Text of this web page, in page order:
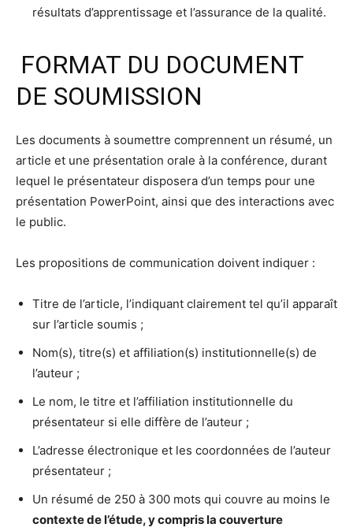
résultats d’apprentissage et l’assurance de la qualité.
FORMAT DU DOCUMENT
DE SOUMISSION
Les documents à soumettre comprennent un résumé, un
article et une présentation orale à la conférence, durant
lequel le présentateur disposera d’un temps pour une
présentation PowerPoint, ainsi que des interactions avec
le public.
Les propositions de communication doivent indiquer :
Titre de l’article, l’indiquant clairement tel qu’il apparaît
sur l’article soumis ;
Nom(s), titre(s) et affiliation(s) institutionnelle(s) de
l’auteur ;
Le nom, le titre et l’affiliation institutionnelle du
présentateur si elle diffère de l’auteur ;
L’adresse électronique et les coordonnées de l’auteur
présentateur ;
Un résumé de 250 à 300 mots qui couvre au moins le
contexte de l’étude, y compris la couverture